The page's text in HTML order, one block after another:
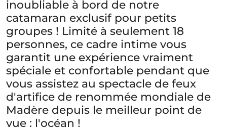
inoubliable à bord de notre
catamaran exclusif pour petits
groupes ! Limité à seulement 18
personnes, ce cadre intime vous
garantit une expérience vraiment
spéciale et confortable pendant que
vous assistez au spectacle de feux
d'artifice de renommée mondiale de
Madère depuis le meilleur point de
vue : l'océan !